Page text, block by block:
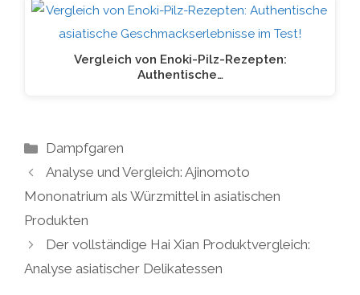
Vergleich von Enoki-Pilz-Rezepten:
Authentische…
Kategorien
Dampfgaren
Analyse und Vergleich: Ajinomoto
Mononatrium als Würzmittel in asiatischen
Produkten
Der vollständige Hai Xian Produktvergleich:
Analyse asiatischer Delikatessen